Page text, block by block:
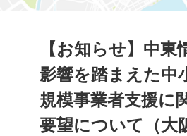
【お知らせ】中東
影響を踏まえた中
規模事業者支援に
要望について（大